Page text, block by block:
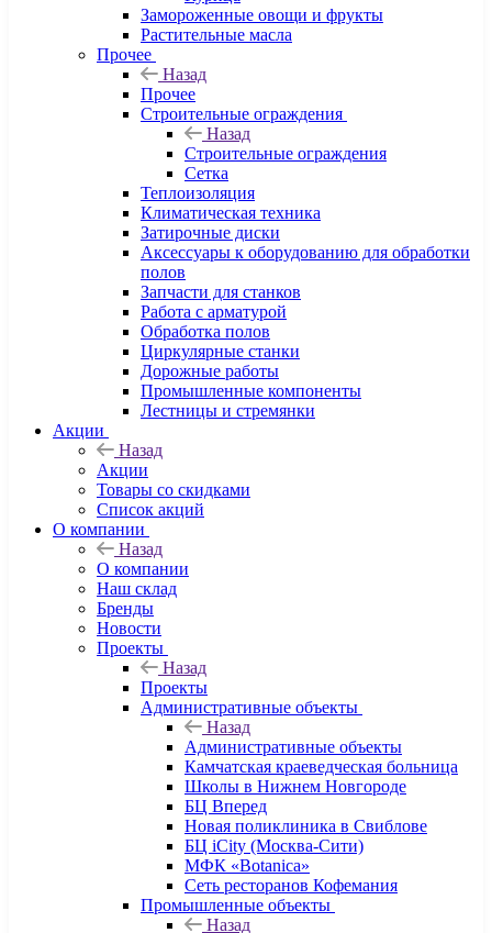
Замороженные овощи и фрукты
Растительные масла
Прочее
Назад
Прочее
Строительные ограждения
Назад
Строительные ограждения
Сетка
Теплоизоляция
Климатическая техника
Затирочные диски
Аксессуары к оборудованию для обработки
полов
Запчасти для станков
Работа с арматурой
Обработка полов
Циркулярные станки
Дорожные работы
Промышленные компоненты
Лестницы и стремянки
Акции
Назад
Акции
Товары со скидками
Список акций
О компании
Назад
О компании
Наш склад
Бренды
Новости
Проекты
Назад
Проекты
Административные объекты
Назад
Административные объекты
Камчатская краеведческая больница
Школы в Нижнем Новгороде
БЦ Вперед
Новая поликлиника в Свиблове
БЦ iCity (Москва-Сити)
МФК «Botanica»
Сеть ресторанов Кофемания
Промышленные объекты
Назад